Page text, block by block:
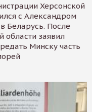
Херсонской
с Александром
Беларусь. После
области заявил
Минску часть